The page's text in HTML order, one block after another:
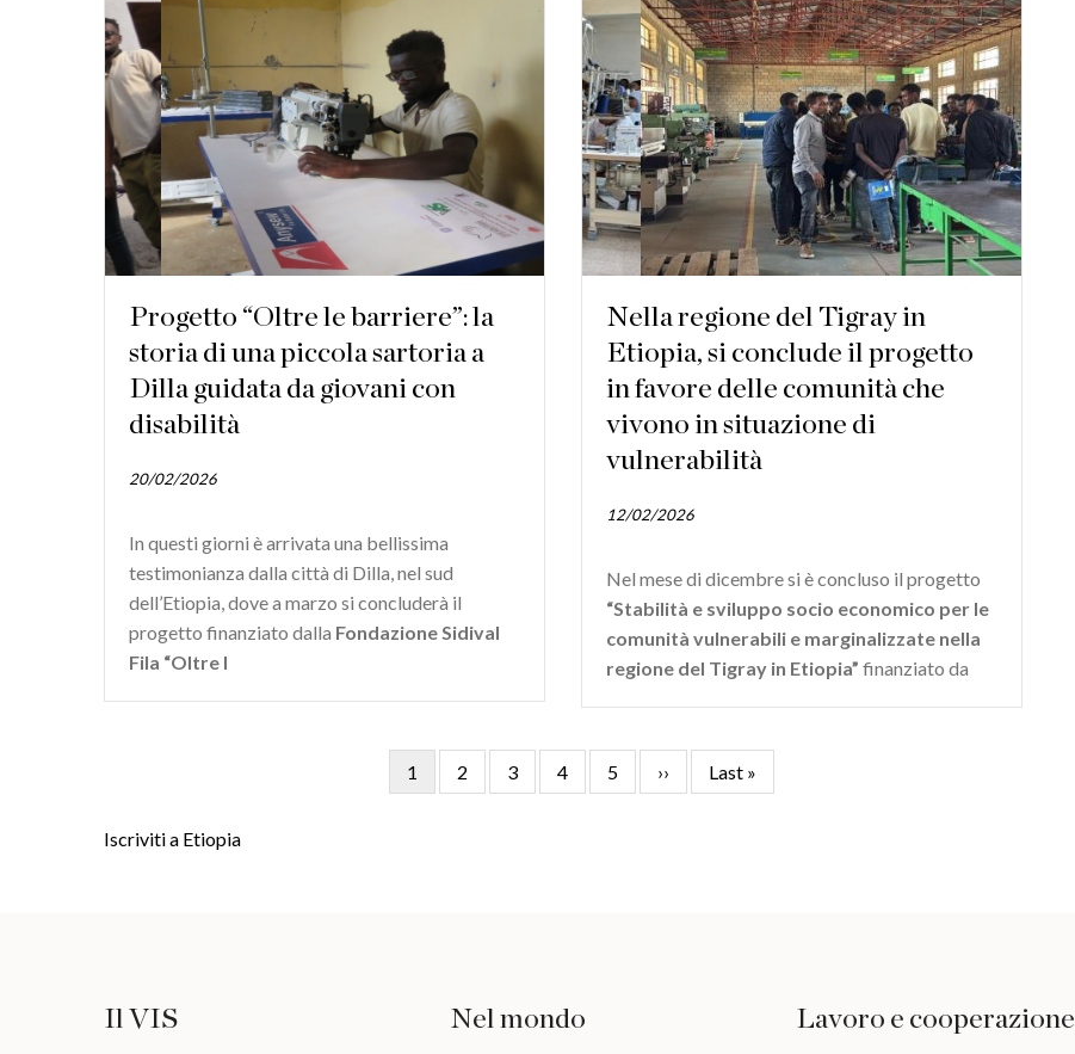
Progetto “Oltre le barriere”: la
storia di una piccola sartoria a
Dilla guidata da giovani con
disabilità
20/02/2026
In questi giorni è arrivata una bellissima
testimonianza dalla città di Dilla, nel sud
dell’Etiopia, dove a marzo si concluderà il
progetto finanziato dalla Fondazione Sidival
Fila “Oltre l
Nella regione del Tigray in
Etiopia, si conclude il progetto
in favore delle comunità che
vivono in situazione di
vulnerabilità
12/02/2026
Nel mese di dicembre si è concluso il progetto
“Stabilità e sviluppo socio economico per le
comunità vulnerabili e marginalizzate nella
regione del Tigray in Etiopia” finanziato da
Pagina
attuale
1 Pagina
2 Pagina
3 Pagina
4 Pagina
5
Pagina
successiva
››
Ultima
pagina
Last »
Iscriviti a Etiopia
Il VIS Nel mondo Lavoro e cooperazione